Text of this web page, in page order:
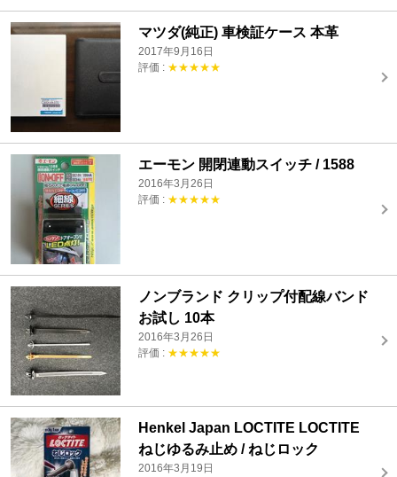
マツダ(純正) 車検証ケース 本革
2017年9月16日
評価 : ★★★★★
エーモン 開閉連動スイッチ / 1588
2016年3月26日
評価 : ★★★★★
ノンブランド クリップ付配線バンド
お試し 10本
2016年3月26日
評価 : ★★★★★
Henkel Japan LOCTITE LOCTITE
ねじゆるみ止め / ねじロック
2016年3月19日